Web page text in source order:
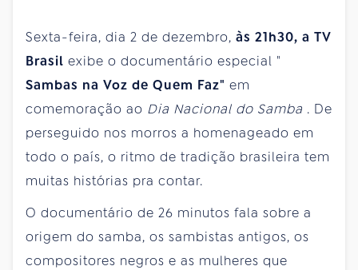
Sexta-feira, dia 2 de dezembro, às 21h30, a TV
Brasil exibe o documentário especial "
Sambas na Voz de Quem Faz" em
comemoração ao Dia Nacional do Samba . De
perseguido nos morros a homenageado em
todo o país, o ritmo de tradição brasileira tem
muitas histórias pra contar.
O documentário de 26 minutos fala sobre a
origem do samba, os sambistas antigos, os
compositores negros e as mulheres que